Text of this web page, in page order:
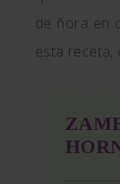
de ñora en
esta receta,